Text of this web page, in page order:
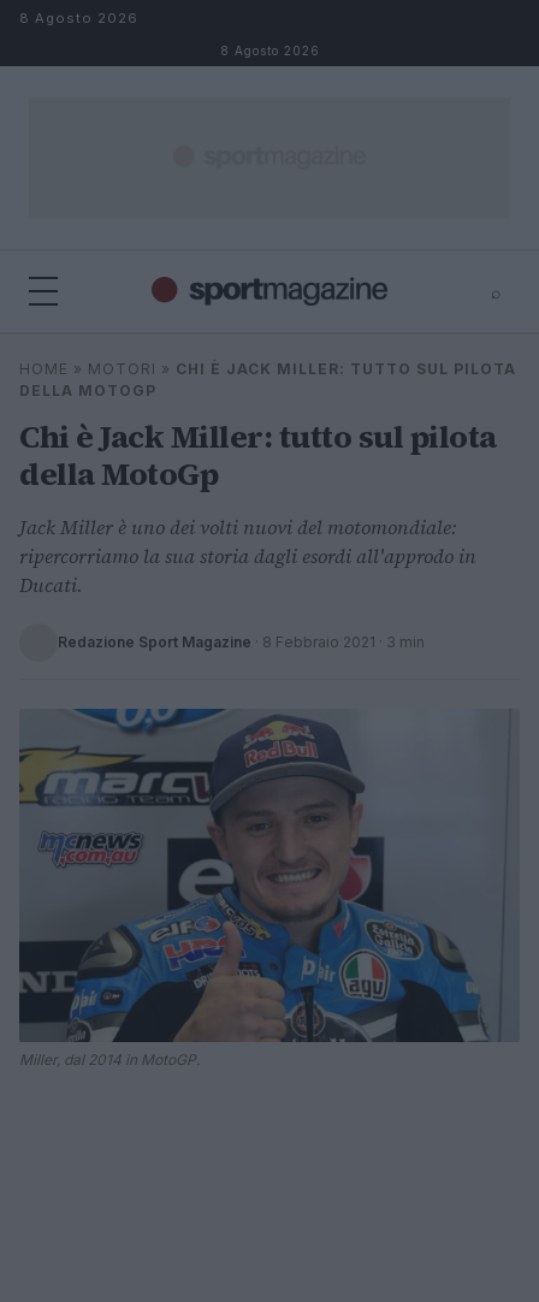
Salta al contenuto
8 Agosto 2026
8 Agosto 2026
⌕
Cerca
⌕ ×
HOME » MOTORI » CHI È JACK MILLER: TUTTO SUL PILOTA
DELLA MOTOGP
Chi è Jack Miller: tutto sul pilota
della MotoGp
Jack Miller è uno dei volti nuovi del motomondiale:
ripercorriamo la sua storia dagli esordi all'approdo in
Ducati.
Redazione Sport Magazine · 8 Febbraio 2021 · 3 min
Miller, dal 2014 in MotoGP.